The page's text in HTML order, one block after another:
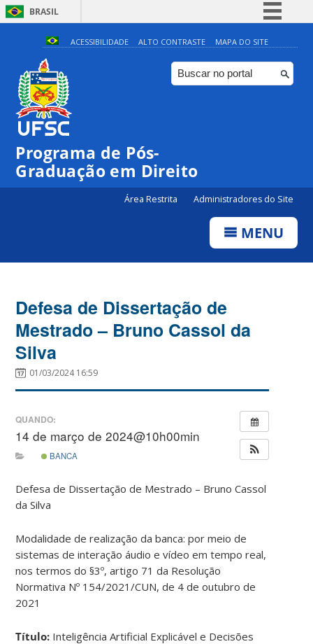
BRASIL
Simplifique!
Comunica BR
Participe
ACESSIBILIDADE ALTO CONTRASTE MAPA DO SITE
Programa de Pós-
Graduação em Direito
Área Restrita Administradores do Site
MENU
Defesa de Dissertação de
Mestrado – Bruno Cassol da
Silva
01/03/2024 16:59
QUANDO:
14 de março de 2024@10h00min
BANCA
Defesa de Dissertação de Mestrado – Bruno Cassol
da Silva
Modalidade de realização da banca: por meio de
sistemas de interação áudio e vídeo em tempo real,
nos termos do §3º, artigo 71 da Resolução
Normativa Nº 154/2021/CUN, de 4 de outubro de
2021
Título: Inteligência Artificial Explicável e Decisões